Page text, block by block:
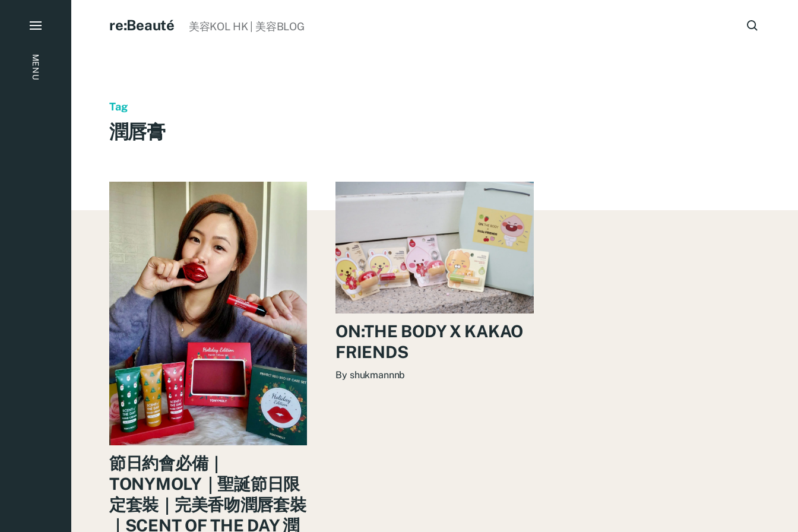
MENU
re:Beauté 美容KOL HK | 美容BLOG
Tag
潤唇膏
節日約會必備｜
TONYMOLY｜聖誕節日限
定套裝｜完美香吻潤唇套裝
｜SCENT OF THE DAY 潤
ON:THE BODY X KAKAO
FRIENDS
By shukmannnb